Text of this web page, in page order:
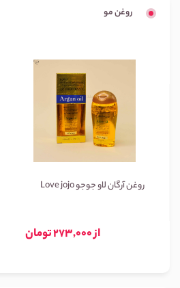
روغن مو
روغن آرگان لاو جوجو Love jojo
از 273,000 تومان